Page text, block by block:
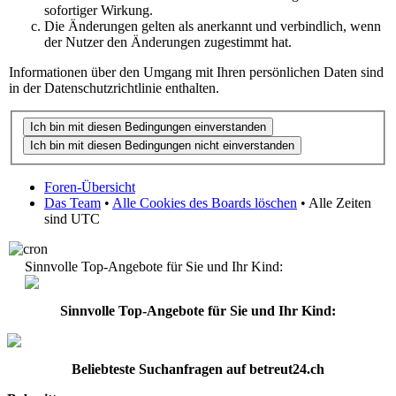
sofortiger Wirkung.
Die Änderungen gelten als anerkannt und verbindlich, wenn
der Nutzer den Änderungen zugestimmt hat.
Informationen über den Umgang mit Ihren persönlichen Daten sind
in der Datenschutzrichtlinie enthalten.
Foren-Übersicht
Das Team • Alle Cookies des Boards löschen • Alle Zeiten
sind UTC
Sinnvolle Top-Angebote für Sie und Ihr Kind:
Sinnvolle Top-Angebote für Sie und Ihr Kind:
Beliebteste Suchanfragen aufbetreut24.ch